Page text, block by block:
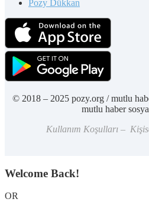
Pozy Dükkan
© 2018 – 2025 pozy.org / mutlu
mutlu haber
Kullanım Koşulları –
Welcome Back!
OR